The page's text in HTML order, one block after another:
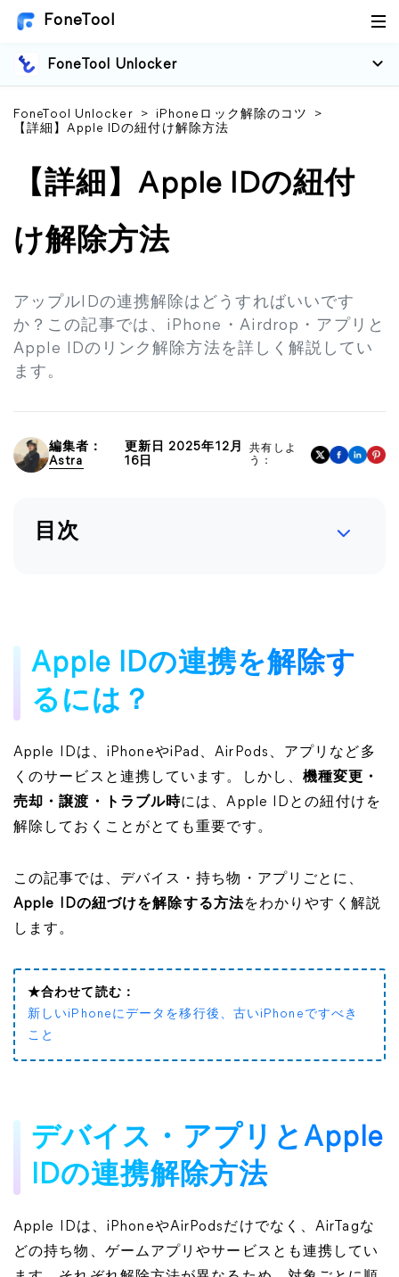
FoneTool
FoneTool Unlocker
FoneTool Unlocker > iPhoneロック解除のコツ
>
【詳細】Apple IDの紐付け解除方法
【詳細】Apple IDの紐付
け解除方法
アップルIDの連携解除はどうすればいいです
か？この記事では、iPhone・Airdrop・アプリと
Apple IDのリンク解除方法を詳しく解説してい
ます。
編集者：
Astra
更新日 2025年12月
16日
共有しよ
う：
目次
Apple IDの連携を解除す
るには？
Apple IDは、iPhoneやiPad、AirPods、アプリなど多
くのサービスと連携しています。しかし、 機種変更・
売却・譲渡・トラブル時には、Apple IDとの紐付けを
解除しておくことがとても重要です。
この記事では、デバイス・持ち物・アプリごとに、
Apple IDの紐づけを解除する方法をわかりやすく解説
します。
★合わせて読む：
新しいiPhoneにデータを移行後、古いiPhoneですべき
こと
デバイス・アプリとApple
IDの連携解除方法
Apple IDは、iPhoneやAirPodsだけでなく、AirTagな
どの持ち物、ゲームアプリやサービスとも連携してい